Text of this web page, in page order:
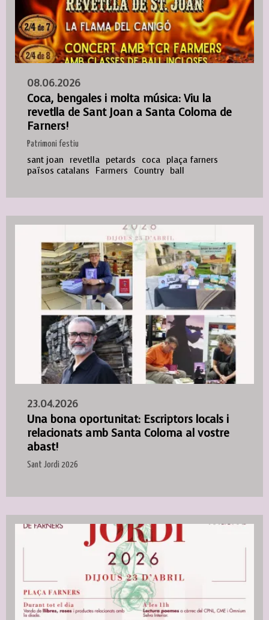
08.06.2026
Coca, bengales i molta música: Viu la
revetlla de Sant Joan a Santa Coloma de
Farners!
Patrimoni festiu
sant joan revetlla petards coca plaça farners
països catalans
Farmers Country ball
23.04.2026
Una bona oportunitat: Escriptors locals i
relacionats amb Santa Coloma al vostre
abast!
Sant Jordi 2026